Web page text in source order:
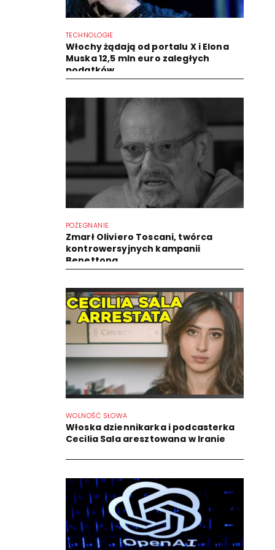
TECHNOLOGIE
Włochy żądają od portalu X i Elona
Muska 12,5 mln euro zaległych
podatków
POŻEGNANIE
Zmarł Oliviero Toscani, twórca
kontrowersyjnych kampanii
Benettona
WOLNOŚĆ SŁOWA
Włoska dziennikarka i podcasterka
Cecilia Sala aresztowana w Iranie